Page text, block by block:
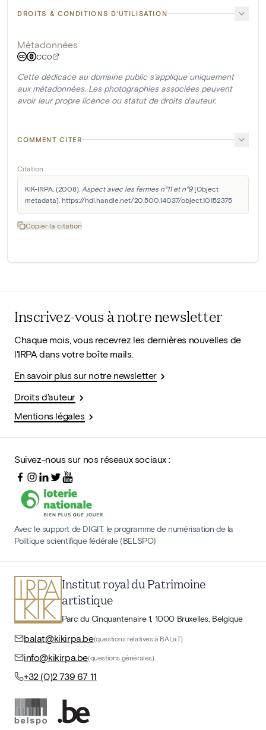
DROITS & CONDITIONS D'UTILISATION
Métadonnées
CC0
Cette dédicace au domaine public s'applique uniquement
aux métadonnées. Les photographies associées peuvent
avoir leur propre licence ou statut de droits d'auteur.
COMMENT CITER
Citation
KIK-IRPA. (2008). Aspect avec les fermes n°11 et n°9 [Object
metadata]. https://hdl.handle.net/20.500.14037/object.10152375
Copier la citation
Inscrivez-vous à notre newsletter
Chaque mois, vous recevrez les dernières nouvelles de
l'IRPA dans votre boîte mails.
En savoir plus sur notre newsletter
Droits d'auteur
Mentions légales
Suivez-nous sur nos réseaux sociaux :
Avec le support de DIGIT, le programme de numérisation de la
Politique scientifique fédérale (BELSPO)
Institut royal du Patrimoine
artistique
Parc du Cinquantenaire 1, 1000 Bruxelles, Belgique
balat@kikirpa.be(questions relatives à BALaT)
info@kikirpa.be(questions générales)
+32 (0)2 739 67 11